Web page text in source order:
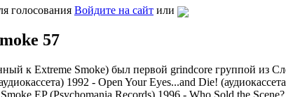
голосования Войдите на сайт или
57
к Extreme Smoke) был первой grindcore группой из
1992 - Open Your Eyes...and Die!